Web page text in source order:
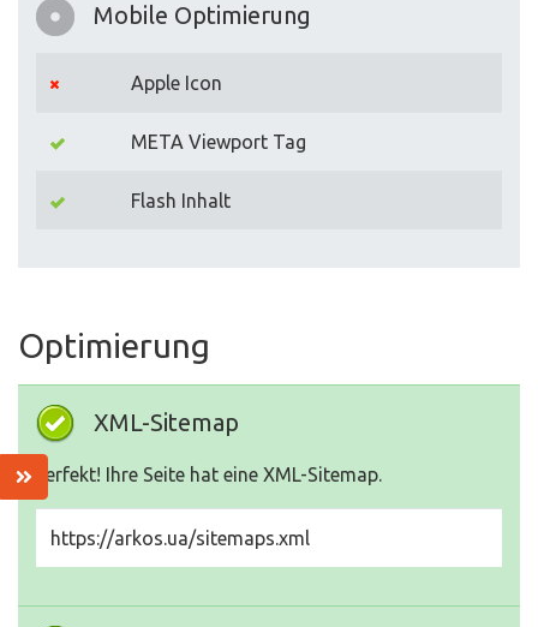
Mobile Optimierung
Apple Icon
META Viewport Tag
Flash Inhalt
Optimierung
XML-Sitemap
Perfekt! Ihre Seite hat eine XML-Sitemap.
https://arkos.ua/sitemaps.xml